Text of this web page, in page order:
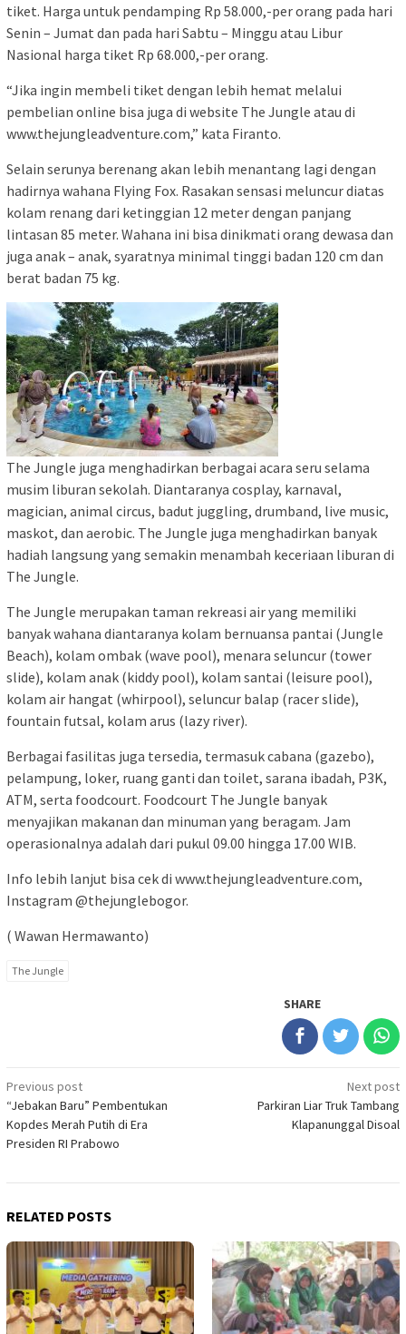
tiket. Harga untuk pendamping Rp 58.000,-per orang pada hari
Senin – Jumat dan pada hari Sabtu – Minggu atau Libur
Nasional harga tiket Rp 68.000,-per orang.
“Jika ingin membeli tiket dengan lebih hemat melalui
pembelian online bisa juga di website The Jungle atau di
www.thejungleadventure.com,” kata Firanto.
Selain serunya berenang akan lebih menantang lagi dengan
hadirnya wahana Flying Fox. Rasakan sensasi meluncur diatas
kolam renang dari ketinggian 12 meter dengan panjang
lintasan 85 meter. Wahana ini bisa dinikmati orang dewasa dan
juga anak – anak, syaratnya minimal tinggi badan 120 cm dan
berat badan 75 kg.
The Jungle juga menghadirkan berbagai acara seru selama
musim liburan sekolah. Diantaranya cosplay, karnaval,
magician, animal circus, badut juggling, drumband, live music,
maskot, dan aerobic. The Jungle juga menghadirkan banyak
hadiah langsung yang semakin menambah keceriaan liburan di
The Jungle.
The Jungle merupakan taman rekreasi air yang memiliki
banyak wahana diantaranya kolam bernuansa pantai (Jungle
Beach), kolam ombak (wave pool), menara seluncur (tower
slide), kolam anak (kiddy pool), kolam santai (leisure pool),
kolam air hangat (whirpool), seluncur balap (racer slide),
fountain futsal, kolam arus (lazy river).
Berbagai fasilitas juga tersedia, termasuk cabana (gazebo),
pelampung, loker, ruang ganti dan toilet, sarana ibadah, P3K,
ATM, serta foodcourt. Foodcourt The Jungle banyak
menyajikan makanan dan minuman yang beragam. Jam
operasionalnya adalah dari pukul 09.00 hingga 17.00 WIB.
Info lebih lanjut bisa cek di www.thejungleadventure.com,
Instagram @thejunglebogor.
( Wawan Hermawanto)
The Jungle
SHARE
Post
navigation
Previous post
“Jebakan Baru” Pembentukan
Kopdes Merah Putih di Era
Presiden RI Prabowo
Next post
Parkiran Liar Truk Tambang
Klapanunggal Disoal
RELATED POSTS